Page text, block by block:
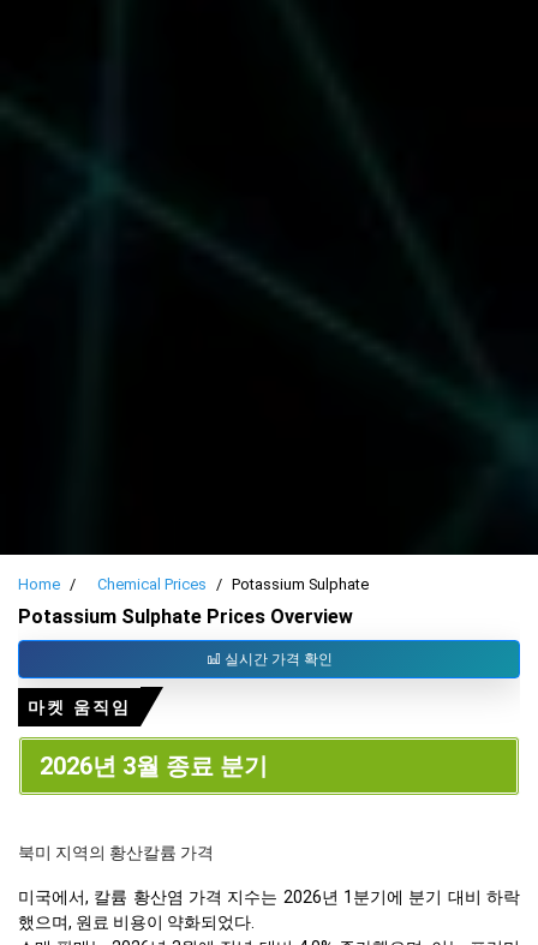
Home Chemical Prices Potassium Sulphate
Potassium Sulphate Prices Overview
실시간 가격 확인
마켓 움직임
2026년 3월 종료 분기
북미 지역의 황산칼륨 가격
미국에서, 칼륨 황산염 가격 지수는 2026년 1분기에 분기 대비 하락
했으며, 원료 비용이 약화되었다.